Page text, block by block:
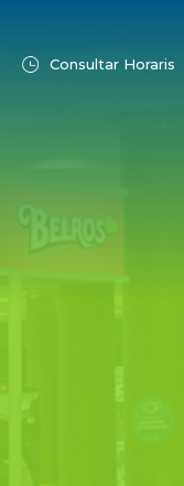
Consultar Horaris